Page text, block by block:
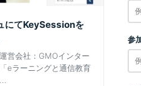
にてKeySessionを
営会社：GMOインター
eラーニングと通信教育
参